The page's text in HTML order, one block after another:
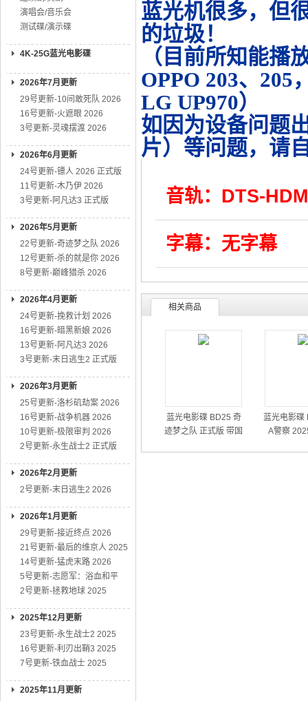
演唱会/音乐会
测试碟/演示碟
4K-25G蓝光电影碟
2026年7月更新
29号更新-10间敢死队 2026
16号更新-火遮眼 2026
3号更新-灵魂摆渡 2026
2026年6月更新
24号更新-镖人 2026 正式版
11号更新-木乃伊 2026
3号更新-阿凡达3 正式版
2026年5月更新
22号更新-奇迹梦之队 2026
12号更新-杀的就是你 2026
8号更新-巅峰猎杀 2026
2026年4月更新
24号更新-挽救计划 2026
16号更新-暗黑新娘 2026
13号更新-阿凡达3 2026
3号更新-末日逃生2 正式版
2026年3月更新
25号更新-洛杉矶劫案 2026
16号更新-战争机器 2026
10号更新-极限审判 2026
2号更新-永生战士2 正式版
2026年2月更新
2号更新-末日逃生2 2026
2026年1月更新
29号更新-接近终点 2026
21号更新-最后的维京人 2025
14号更新-猛虎末路 2026
5号更新-志愿军：浴血和平
2号更新-拯救地球 2025
2025年12月更新
23号更新-永生战士2 2025
16号更新-利刃出鞘3 2025
7号更新-铁血战士 2025
2025年11月更新
蓝光机很多，但
的垃圾！
（目前所知能播
OPPO 203、205
LG UP970）
如因为设备问题
片）等问题，请
音轨：DTS-
字幕：无字幕
相关商品
蓝光电影碟 BD25 奇
迹梦之队 正式版 带国
蓝光电影碟
A警察